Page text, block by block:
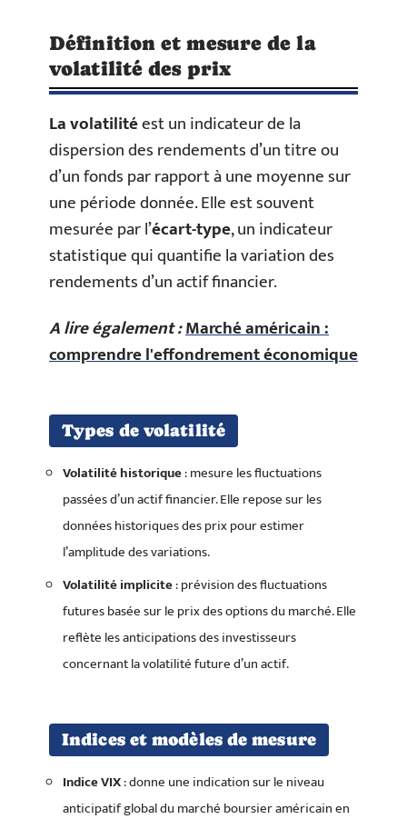
Définition et mesure de la
volatilité des prix
La volatilitéest un indicateur de la
dispersion des rendements d’un titre ou
d’un fonds par rapport à une moyenne sur
une période donnée. Elle est souvent
mesurée par l’écart-type, un indicateur
statistique qui quantifie la variation des
rendements d’un actif financier.
A lire également :Marché américain :
comprendre l'effondrement économique
Types de volatilité
Volatilité historique: mesure les fluctuations
passées d’un actif financier. Elle repose sur les
données historiques des prix pour estimer
l’amplitude des variations.
Volatilité implicite: prévision des fluctuations
futures basée sur le prix des options du marché. Elle
reflète les anticipations des investisseurs
concernant la volatilité future d’un actif.
Indices et modèles de mesure
Indice VIX: donne une indication sur le niveau
anticipatif global du marché boursier américain en